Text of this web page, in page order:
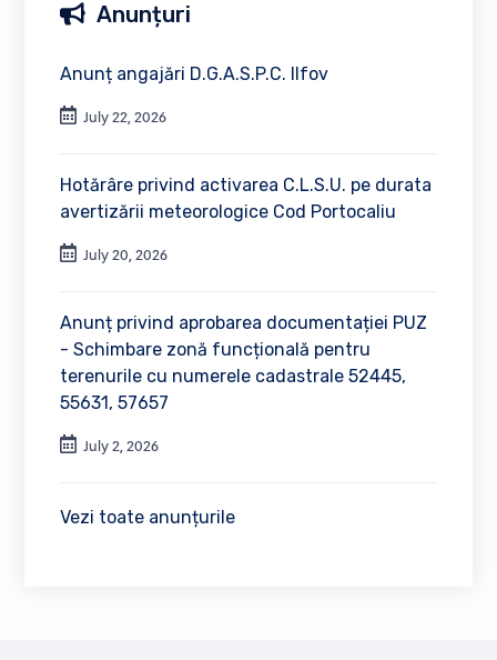
Anunțuri
Anunț angajări D.G.A.S.P.C. Ilfov
July 22, 2026
Hotărâre privind activarea C.L.S.U. pe durata
avertizării meteorologice Cod Portocaliu
July 20, 2026
Anunț privind aprobarea documentației PUZ
- Schimbare zonă funcțională pentru
terenurile cu numerele cadastrale 52445,
55631, 57657
July 2, 2026
Vezi toate anunțurile